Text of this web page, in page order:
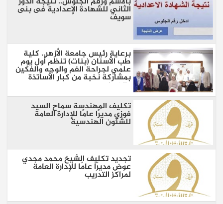
الثاني للشهادة الإعدادية فى بنى
سويف
برعاية رئيس جامعة الأزهر.. كلية
طب الأسنان (بنات) تنظم أول يوم
علمي لجراحة الفم والوجه والفكين
بمشاركة نخبة من كبار الأساتذة
والخبراء
تكليف المهندسة سماح السيد
فوزي مديرًا عامًا للإدارة العامة
للشئون الهندسية
تجديد تكليف الشيخ محمد مجدي
عوض مديرًا عامًا للإدارة العامة
لمراكز التدريب